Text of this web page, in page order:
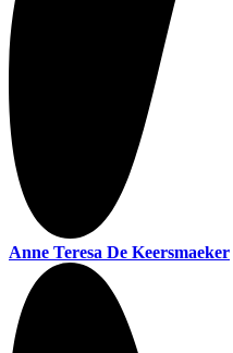
Anne Teresa De Keersmaeker